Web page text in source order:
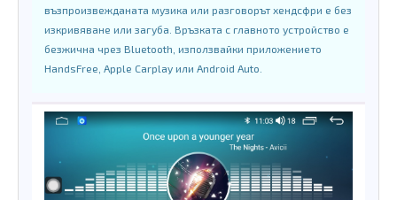
възпроизвежданата музика или разговорът хендсфри е без
изкривяване или загуба. Връзката с главното устройство е
безжична чрез Bluetooth, използвайки приложението
HandsFree, Apple Carplay или Android Auto.